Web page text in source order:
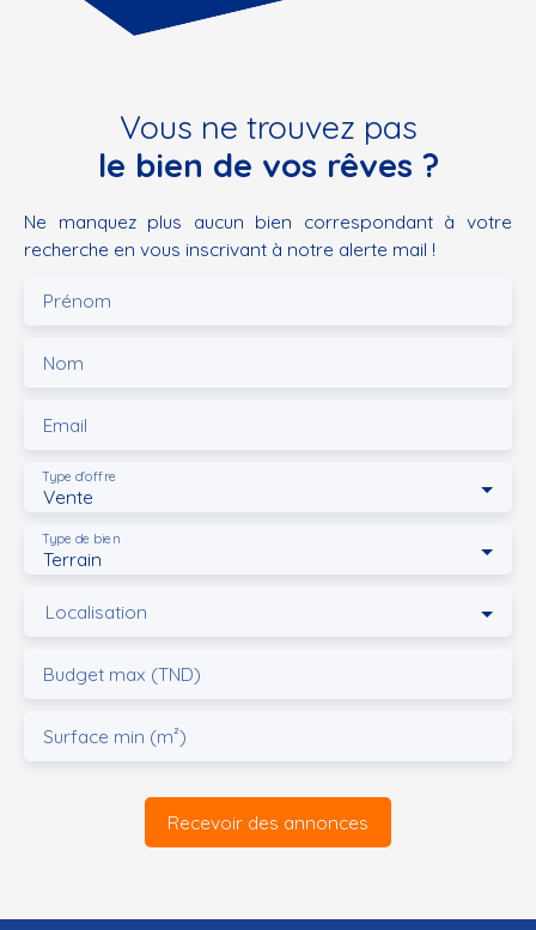
Vous ne trouvez pas
le bien de vos rêves ?
Ne manquez plus aucun bien correspondant à votre
recherche en vous inscrivant à notre alerte mail !
Prénom
Nom
Email
Vente
Type d'offre
Terrain
Type de bien
Localisation
Budget max (TND)
Surface min (m²)
Recevoir des annonces